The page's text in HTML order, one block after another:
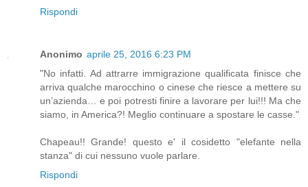
Rispondi
Anonimo aprile 25, 2016 6:23 PM
"No infatti. Ad attrarre immigrazione qualificata finisce che
arriva qualche marocchino o cinese che riesce a mettere su
un’azienda… e poi potresti finire a lavorare per lui!!! Ma che
siamo, in America?! Meglio continuare a spostare le casse."
Chapeau!! Grande! questo e' il cosidetto "elefante nella
stanza" di cui nessuno vuole parlare.
Rispondi